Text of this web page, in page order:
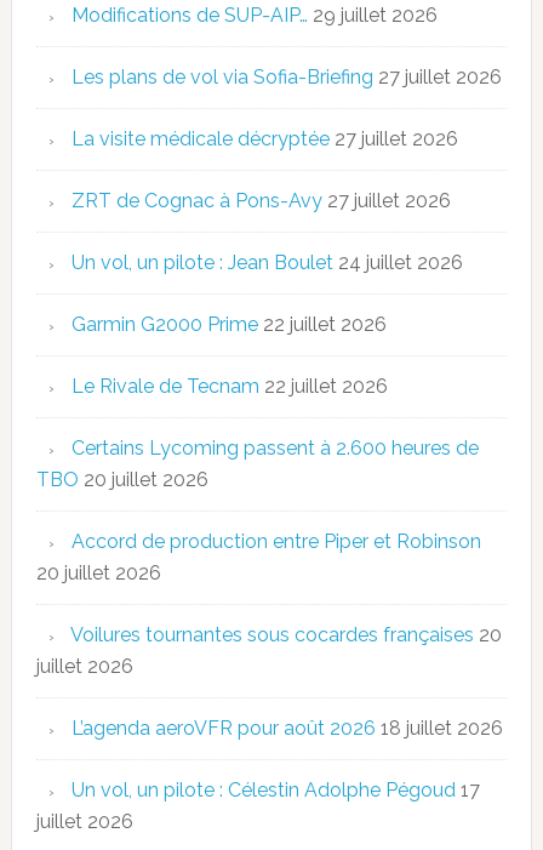
Modifications de SUP-AIP… 29 juillet 2026
Les plans de vol via Sofia-Briefing 27 juillet 2026
La visite médicale décryptée 27 juillet 2026
ZRT de Cognac à Pons-Avy 27 juillet 2026
Un vol, un pilote : Jean Boulet 24 juillet 2026
Garmin G2000 Prime 22 juillet 2026
Le Rivale de Tecnam 22 juillet 2026
Certains Lycoming passent à 2.600 heures de
TBO 20 juillet 2026
Accord de production entre Piper et Robinson
20 juillet 2026
Voilures tournantes sous cocardes françaises 20
juillet 2026
L’agenda aeroVFR pour août 2026 18 juillet 2026
Un vol, un pilote : Célestin Adolphe Pégoud 17
juillet 2026